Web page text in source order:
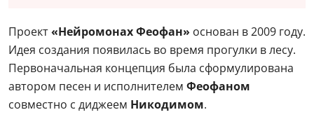
Проект«Нейромонах Феофан» основан в 2009 году.
Идея создания появилась во время прогулки в лесу.
Первоначальная концепция была сформулирована
автором песен и исполнителем Феофаном
совместно с диджеем Никодимом.